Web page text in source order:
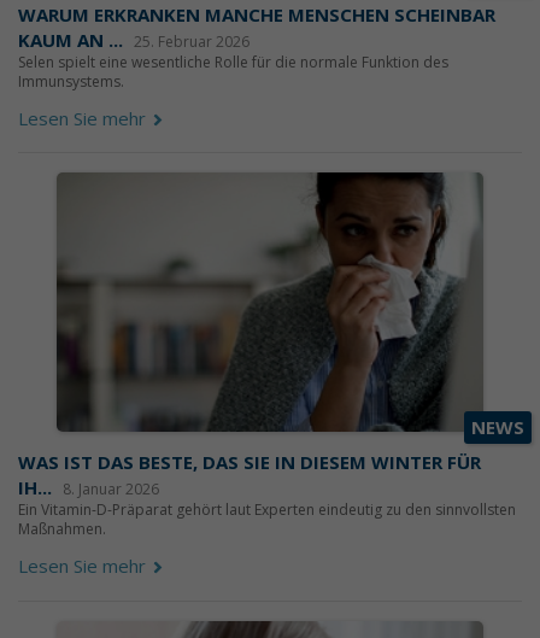
WARUM ERKRANKEN MANCHE MENSCHEN SCHEINBAR
KAUM AN ... 25. Februar 2026
Selen spielt eine wesentliche Rolle für die normale Funktion des
Immunsystems.
Lesen Sie mehr
NEWS
WAS IST DAS BESTE, DAS SIE IN DIESEM WINTER FÜR
IH...
8. Januar 2026
Ein Vitamin-D-Präparat gehört laut Experten eindeutig zu den sinnvollsten
Maßnahmen.
Lesen Sie mehr